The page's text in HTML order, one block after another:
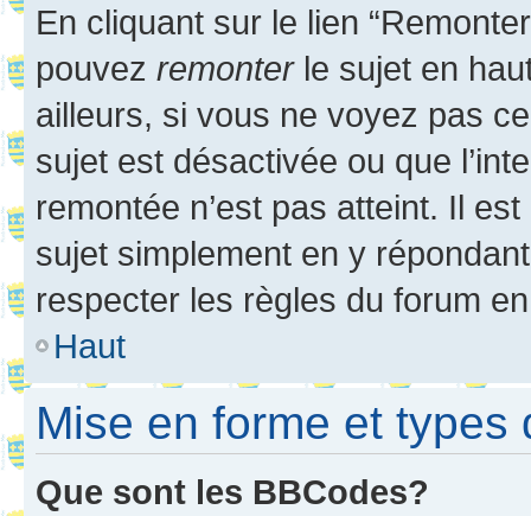
En cliquant sur le lien
pouvez remonterle sujet en
ailleurs, si vous ne voyez pas
sujet est désactivée ou que
remontée n’est pas atteint. Il
sujet simplement en y
respecter les règles du forum
Haut
Mise en forme et types
Que sont les BBCodes?